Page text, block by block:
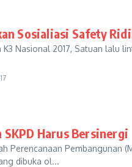
Sosialiasi Safety
Nasional 2017, Satuan lalu
SKPD Harus Bersinergi
Perencanaan Pembangunan
dibuka ol...